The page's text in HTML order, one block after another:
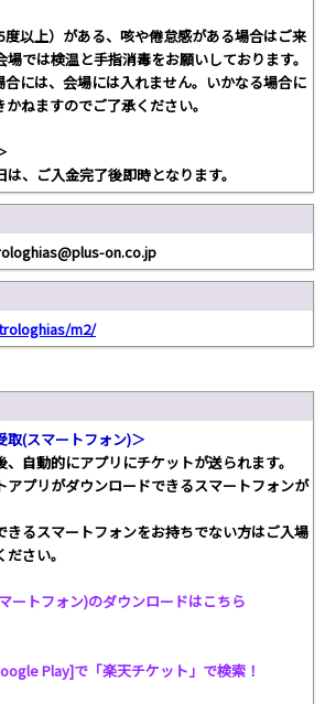
以上）がある、咳や倦怠感がある場合はご来
では検温と手指消毒をお願いしております。
には、会場には入れません。いかなる場合に
ねますのでご了承ください。
、ご入金完了後即時となります。
on.co.jp
m2/
取(スマートフォン)＞
自動的にアプリにチケットが送られます。
プリがダウンロードできるスマートフォンが
きるスマートフォンをお持ちでない方はご入場
さい。
ートフォン)のダウンロードはこちら
Play]で「楽天チケット」で検索！